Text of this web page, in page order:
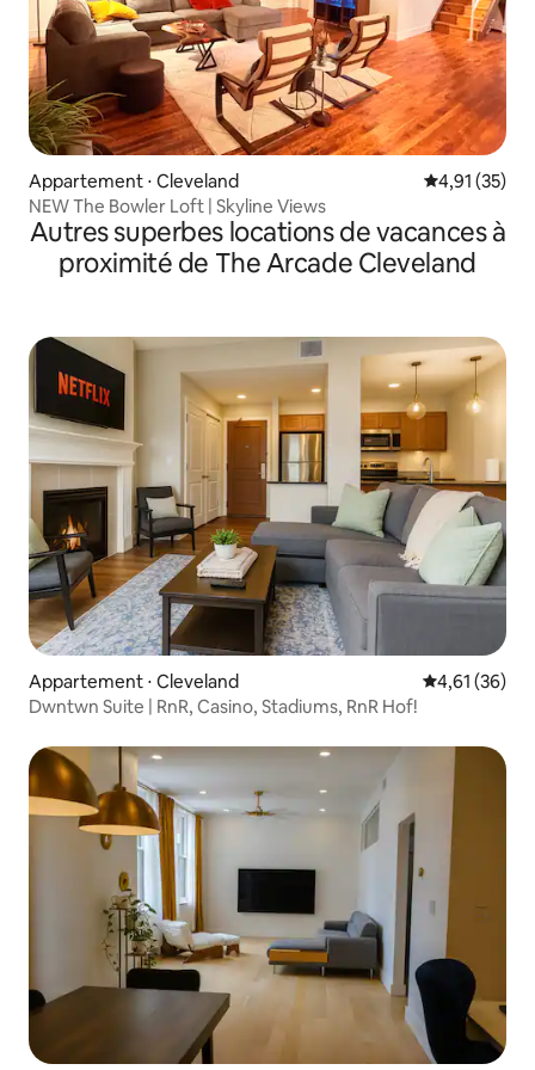
Appartement ⋅ Cleveland Évaluation
4,91 (35)
NEW The Bowler Loft | Skyline Views
Autres superbes locations de vacances à
proximité de The Arcade Cleveland
Appartement ⋅ Cleveland Évaluation
4,61 (36)
Dwntwn Suite | RnR, Casino, Stadiums, RnR Hof!